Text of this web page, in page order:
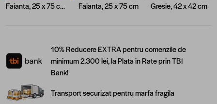
Faianta, 25 x 75 cm, Gri Faianta, 25 x 75 cm Gresie, 42 x 42 cm
10% Reducere EXTRA pentru comenzile de
minimum 2.300 lei, la Plata în Rate prin TBI
Bank!
Transport securizat pentru marfa fragila